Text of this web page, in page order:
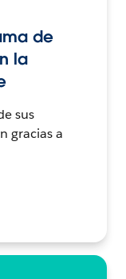
de
la
sus
gracias a